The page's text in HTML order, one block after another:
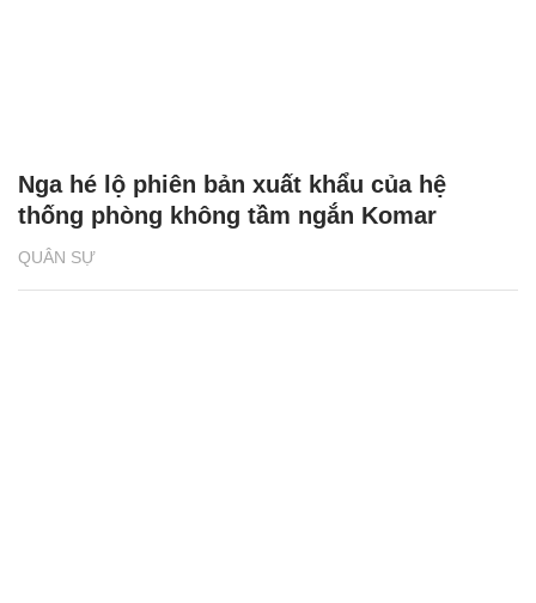
QUÂN SỰ
Nga hé lộ phiên bản xuất khẩu của hệ
thống phòng không tầm ngắn Komar